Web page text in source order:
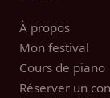
À propos
Mon festival
Cours de piano
Réserver un